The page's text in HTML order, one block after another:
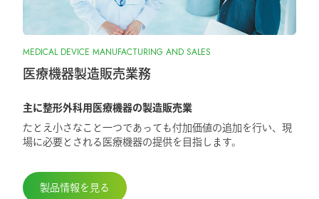
2025.10.28
『ORIONフィンガージョイント』承認取
得しました
2025.5.29
第98回日本整形外科学会学術総会に出展
しました
MEDICAL DEVICE MANUFACTURING AND SALES
医療機器製造販売業務
主に整形外科用医療機器の製造販売業
たとえ小さなこと一つであっても付加価値の追加を行い、現
場に必要とされる医療機器の提供を目指します。
製品情報を見る